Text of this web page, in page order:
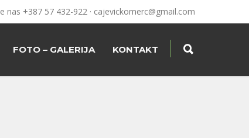
nas +387 57 432-922 · cajevickomerc@gmail.com
FOTO – GALERIJA KONTAKT